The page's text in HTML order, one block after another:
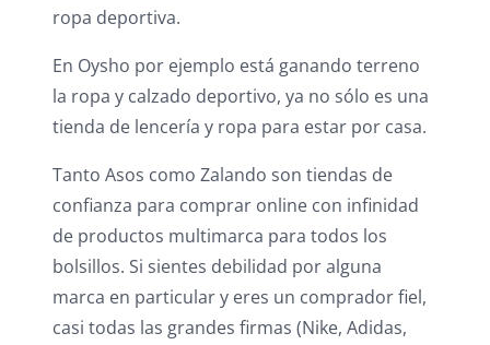
ropa deportiva.
En Oysho por ejemplo está ganando terreno
la ropa y calzado deportivo, ya no sólo es una
tienda de lencería y ropa para estar por casa.
Tanto Asos como Zalando son tiendas de
confianza para comprar online con infinidad
de productos multimarca para todos los
bolsillos. Si sientes debilidad por alguna
marca en particular y eres un comprador fiel,
casi todas las grandes firmas (Nike, Adidas,